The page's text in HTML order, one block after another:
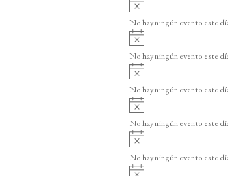
o
v
i
o
No hay ningún evento este
v
i
o
No hay ningún evento este
v
i
o
No hay ningún evento este
v
i
o
No hay ningún evento este
A
v
i
No hay ningún evento este
A